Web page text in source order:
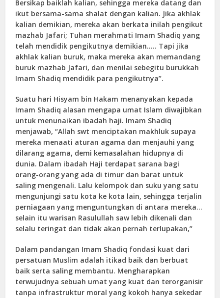
Bersikap baiklah kalian, sehingga mereka datang dan
ikut bersama-sama shalat dengan kalian. Jika akhlak
kalian demikian, mereka akan berkata inilah pengikut
mazhab Jafari; Tuhan merahmati Imam Shadiq yang
telah mendidik pengikutnya demikian….. Tapi jika
akhlak kalian buruk, maka mereka akan memandang
buruk mazhab Jafari, dan menilai sebegitu burukkah
Imam Shadiq mendidik para pengikutnya”.
Suatu hari Hisyam bin Hakam menanyakan kepada
Imam Shadiq alasan mengapa umat Islam diwajibkan
untuk menunaikan ibadah haji. Imam Shadiq
menjawab, “Allah swt menciptakan makhluk supaya
mereka menaati aturan agama dan menjauhi yang
dilarang agama, demi kemasalahan hidupnya di
dunia. Dalam ibadah Haji terdapat sarana bagi
orang-orang yang ada di timur dan barat untuk
saling mengenali. Lalu kelompok dan suku yang satu
mengunjungi satu kota ke kota lain, sehingga terjalin
perniagaan yang menguntungkan di antara mereka…
selain itu warisan Rasulullah saw lebih dikenali dan
selalu teringat dan tidak akan pernah terlupakan,”
Dalam pandangan Imam Shadiq fondasi kuat dari
persatuan Muslim adalah itikad baik dan berbuat
baik serta saling membantu. Mengharapkan
terwujudnya sebuah umat yang kuat dan terorganisir
tanpa infrastruktur moral yang kokoh hanya sekedar